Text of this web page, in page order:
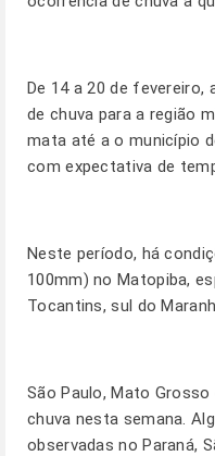
De 14 a 20 de fevereiro,
de chuva para a região
mata até a o município
com expectativa de
Neste período, há
100mm) no Matopiba,
Tocantins, sul do
São Paulo, Mato
chuva nesta semana.
observadas no Paraná,